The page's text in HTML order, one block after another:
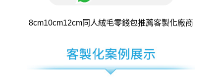
8cm10cm12cm同人絨毛零錢包推薦客製化廠商